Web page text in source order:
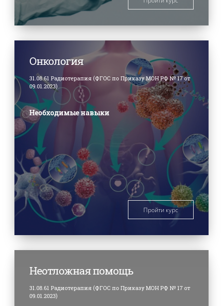
Онкология
31.08.61 Радиотерапия (ФГОС по Приказу МОН РФ № 17 от
09.01.2023)
Необходимые навыки
Пройти курс
Неотложная помощь
31.08.61 Радиотерапия (ФГОС по Приказу МОН РФ № 17 от
09.01.2023)